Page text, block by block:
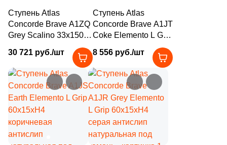
Полированная ( 144)
Противоскользящая (
Сатинированная ( 79
Структурированная (72)
Цвет
Ступень Atlas
Concorde Brave A1ZQ
Grey Scalino 33x150
серая натуральная
под камень
30 721 руб./шт
Ступень Atlas
Concorde Brave A1JT
Coke Elemento L Grip
60х15хH4 кофейная
антислип
натуральная под
камень
8 556 руб./шт